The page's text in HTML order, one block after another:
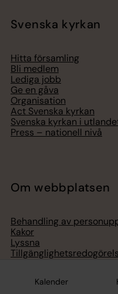
Kalender
Svenska kyrkan
Hitta församling
Bli medlem
Lediga jobb
Ge en gåva
Organisation
Act Svenska kyrkan
Svenska kyrkan i
Press – nationell nivå
Om webbplatsen
Behandling av
Kakor
Lyssna